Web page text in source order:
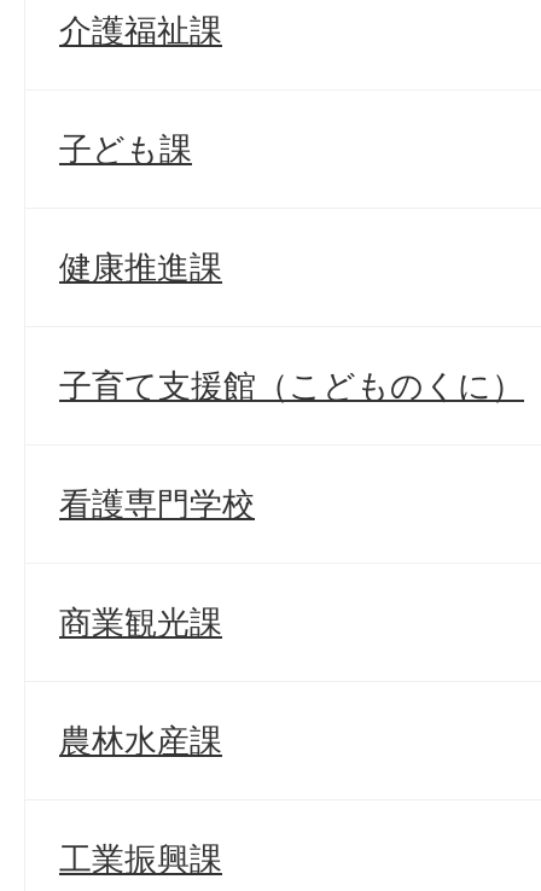
介護福祉課
子ども課
健康推進課
子育て支援館（こどものくに）
看護専門学校
商業観光課
農林水産課
工業振興課